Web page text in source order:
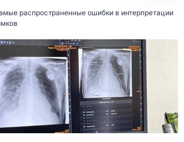
распространенные ошибки в интерпретации